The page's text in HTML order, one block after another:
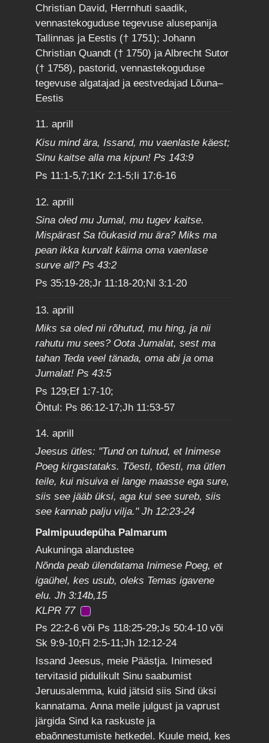
Christian David, Herrnhuti saadik,
vennastekoguduse tegevuse alusepanija
Tallinnas ja Eestis († 1751); Johann
Christian Quandt († 1750) ja Albrecht Sutor
(† 1758), pastorid, vennastekoguduse
tegevuse algatajad ja eestvedajad Lõuna–
Eestis
11. aprill
Kisu mind ära, Issand, mu vaenlaste käest;
Sinu kaitse alla ma kipun! Ps 143:9
Ps 11:1-5,7;1Kr 2:1-5;Ii 17:6-16
12. aprill
Sina oled mu Jumal, mu tugev kaitse.
Mispärast Sa tõukasid mu ära? Miks ma
pean ikka kurvalt käima oma vaenlase
surve all? Ps 43:2
Ps 35:19-28;Jr 11:18-20;Nl 3:1-20
13. aprill
Miks sa oled nii rõhutud, mu hing, ja nii
rahutu mu sees? Oota Jumalat, sest ma
tahan Teda veel tänada, oma abi ja oma
Jumalat! Ps 43:5
Ps 129;Ef 1:7-10;
Õhtul: Ps 86:12-17;Jh 11:53-57
14. aprill
Jeesus ütles: "Tund on tulnud, et Inimese
Poeg kirgastataks. Tõesti, tõesti, ma ütlen
teile, kui nisuiva ei lange maasse ega sure,
siis see jääb üksi, aga kui see sureb, siis
see kannab palju vilja." Jh 12:23-24
Palmipuudepüha Palmarum
Aukuninga alandustee
Nõnda peab ülendatama Inimese Poeg, et
igaühel, kes usub, oleks Temas igavene
elu. Jh 3:14b,15
KLPR 77
Ps 22:2-6 või Ps 118:25-29;Js 50:4-10 või
Sk 9:9-10;Fl 2:5-11;Jh 12:12-24
Issand Jeesus, meie Päästja. Inimesed
tervitasid pidulikult Sinu saabumist
Jeruusalemma, kuid jätsid siis Sind üksi
kannatama. Anna meile julgust ja vaprust
järgida Sind ka raskuste ja
ebaõnnestumiste hetkedel. Kuule meid, kes